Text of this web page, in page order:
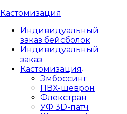
Кастомизация
Индивидуальный
заказ бейсболок
Индивидуальный
заказ
Кастомизация
Эмбоссинг
ПВХ-шеврон
Флекстран
УФ 3D-патч